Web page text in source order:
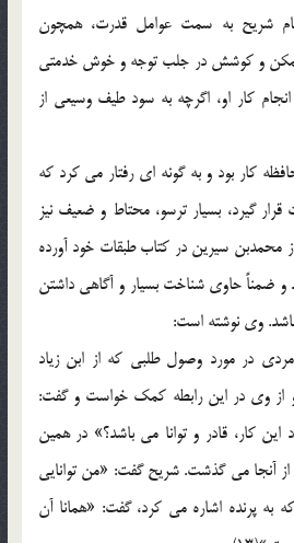
شریح به سمت عوامل قدرت، همچون
ممکن و کوشش در جلب توجه و خوش خدمتی
کار او، اگرچه به سود طیف وسیعی از
کار بود و به گونه ای رفتار می کرد که
گیرد، بسیار ترسو، محتاط و ضعیف نیز
محمدبن سیرین در کتاب طبقات خود آورده
و ضمناً حاوی شناخت بسیار و آگاهی داشتن
وی نوشته است:
در مورد وصول طلبی که از ابن زیاد
وی در این رابطه کمک خواست و گفت:
کار، قادر و توانا می باشد؟» در همین
آنجا می گذشت. شریح گفت: «من توانایی
به پرنده اشاره می کرد، گفت: «همانا آن